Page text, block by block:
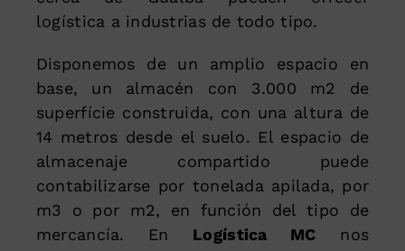
logística a industrias de todo tipo.
Disponemos de un amplio espacio en
base, un almacén con 3.000 m2 de
superfície construida, con una altura de
14 metros desde el suelo. El espacio de
almacenaje compartido puede
contabilizarse por tonelada apilada, por
m3 o por m2, en función del tipo de
mercancía. En Logística MC nos